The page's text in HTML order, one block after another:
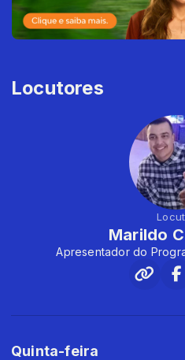
Locutores
Marildo
Apresentador do
Quinta-feira